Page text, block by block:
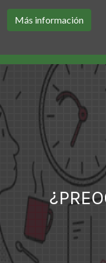
Más información